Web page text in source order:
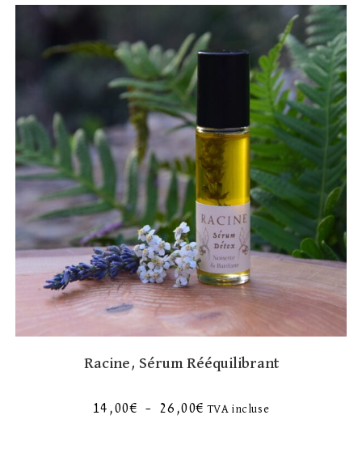
Racine, Sérum Rééquilibrant
14,00€ – 26,00€ TVA incluse